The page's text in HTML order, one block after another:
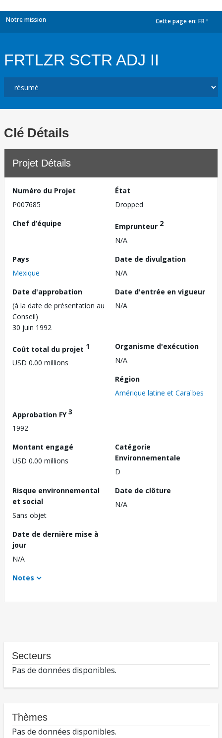
Notre mission Cette page en: FR
FRTLZR SCTR ADJ II
Clé Détails
Projet Détails
Numéro du Projet
P007685
État
Dropped
Chef d’équipe
Emprunteur 2
N/A
Pays
Mexique
Date de divulgation
N/A
Date d'approbation
(à la date de présentation au
Conseil)
30 juin 1992
Date d'entrée en vigueur
N/A
Coût total du projet 1
USD 0.00 millions
Organisme d'exécution
N/A
Région
Amérique latine et Caraïbes
Approbation FY3
1992
Montant engagé
USD 0.00 millions
Catégorie
Environnementale
D
Risque environnemental
et social
Sans objet
Date de clôture
N/A
Date de dernière mise à
jour
N/A
Notes
Secteurs
Pas de données disponibles.
Thèmes
Pas de données disponibles.